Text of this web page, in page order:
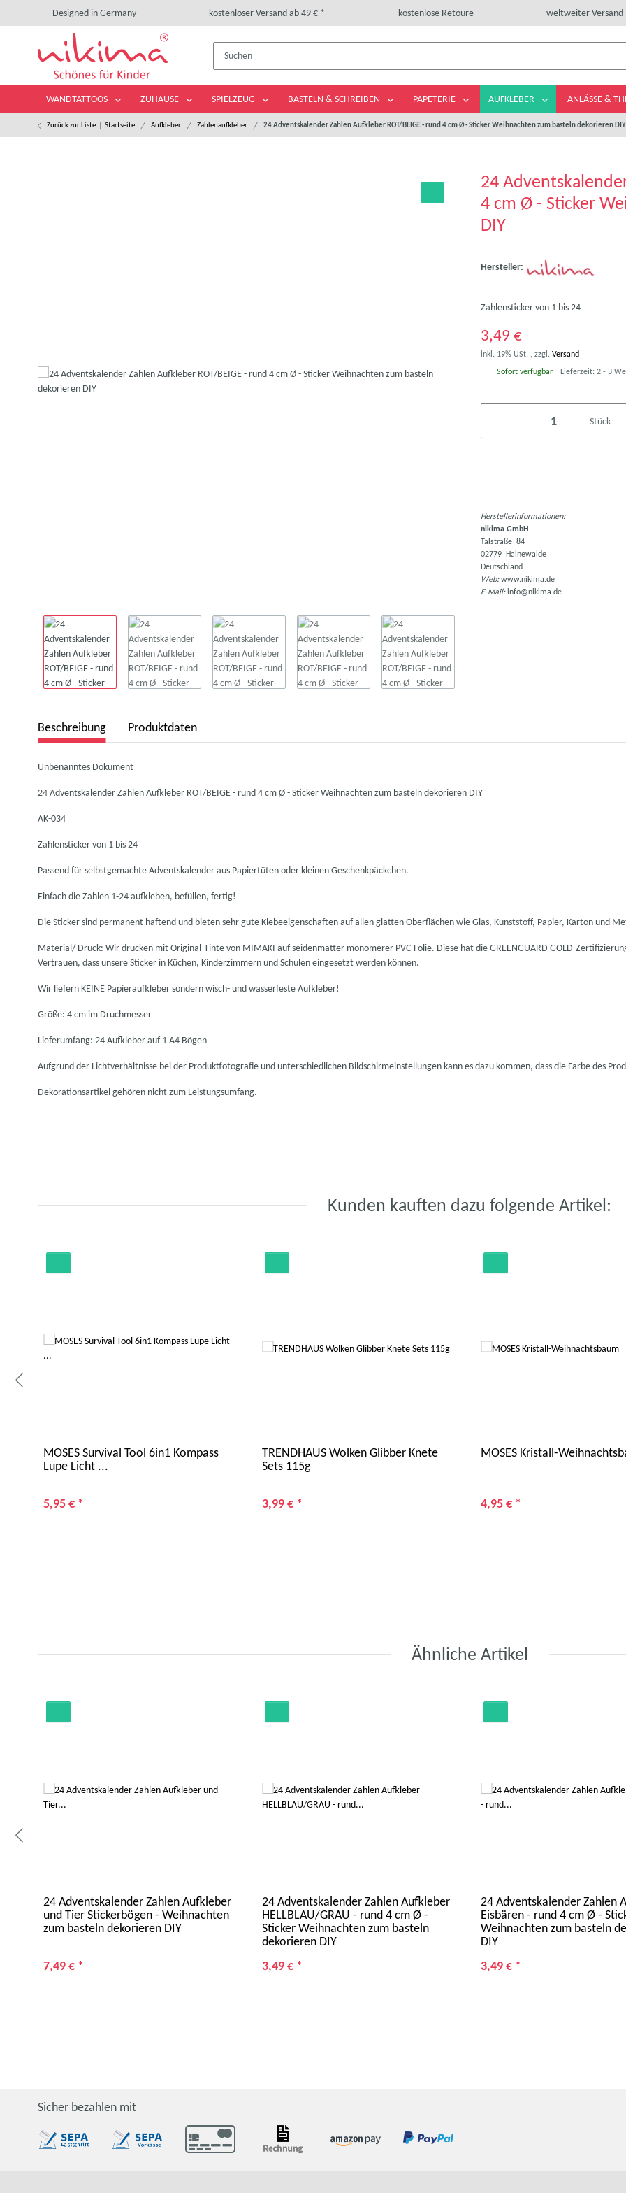
Designed in Germany kostenloser Versand ab 49 € * kostenlose Retoure weltweiter Versand
WANDTATTOOS ZUHAUSE SPIELZEUG BASTELN & SCHREIBEN PAPETERIE AUFKLEBER ANLÄSSE &
Zurück zur Liste Startseite Aufkleber Zahlenaufkleber 24 Adventskalender Zahlen Aufkleber ROT/BEIGE - rund 4 cm Ø - Sticker Weihnachten zum basteln dekorieren DIY
24
4 cm Ø - Sticker
DIY
Hersteller:
Zahlensticker von 1 bis 24
3,49 €
inkl. 19% USt. , zzgl. Versand
Sofort verfügbar
Lieferzeit: 2 - 3
Stück
Herstellerinformationen:
nikima GmbH
Talstraße 84
02779 Hainewalde
Deutschland
Web:www.nikima.de
E-Mail:info@nikima.de
Beschreibung Produktdaten
Unbenanntes Dokument
24 Adventskalender Zahlen Aufkleber ROT/BEIGE - rund 4 cm Ø - Sticker Weihnachten zum basteln dekorieren DIY
AK-034
Zahlensticker von 1 bis 24
Passend für selbstgemachte Adventskalender aus Papiertüten oder kleinen Geschenkpäckchen.
Einfach die Zahlen 1-24 aufkleben, befüllen, fertig!
Die Sticker sind permanent haftend und bieten sehr gute Klebeeigenschaften auf allen glatten Oberflächen wie Glas, Kunststoff, Papier, Karton und
Material/ Druck: Wir drucken mit Original-Tinte von MIMAKI auf seidenmatter monomerer PVC-Folie. Diese hat die GREENGUARD GOLD-
Vertrauen, dass unsere Sticker in Küchen, Kinderzimmern und Schulen eingesetzt werden können.
Wir liefern KEINE Papieraufkleber sondern wisch- und wasserfeste Aufkleber!
Größe: 4 cm im Druchmesser
Lieferumfang: 24 Aufkleber auf 1 A4 Bögen
Aufgrund der Lichtverhältnisse bei der Produktfotografie und unterschiedlichen Bildschirmeinstellungen kann es dazu kommen, dass die Farbe des
Dekorationsartikel gehören nicht zum Leistungsumfang.
Kunden kauften dazu folgende Artikel:
MOSES Survival Tool 6in1 Kompass
Lupe Licht ...
5,95 € *
TRENDHAUS Wolken Glibber Knete
Sets 115g
3,99 € *
MOSES Kristall-
4,95 € *
Ähnliche Artikel
24 Adventskalender Zahlen Aufkleber
und Tier Stickerbögen - Weihnachten
zum basteln dekorieren DIY
7,49 € *
24 Adventskalender Zahlen Aufkleber
HELLBLAU/GRAU - rund 4 cm Ø -
Sticker Weihnachten zum basteln
dekorieren DIY
3,49 € *
24 Adventskalender Zahlen
Eisbären - rund 4 cm Ø -
Weihnachten zum basteln
DIY
3,49 € *
Sicher bezahlen mit